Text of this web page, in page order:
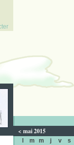
< mai 2015
m m j v s